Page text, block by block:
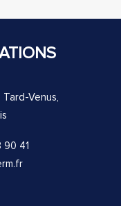
Venus,
90 41